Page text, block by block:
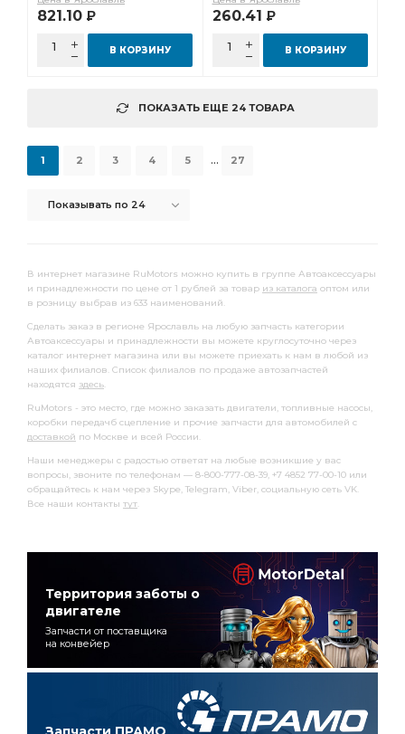
821.10 Р
В КОРЗИНУ
260.41 Р
В КОРЗИНУ
ПОКАЗАТЬ ЕЩЕ 24 ТОВАРА
Показывать по 24
1 2 3 4 5 ... 27
В интернет магазине RuMotors можно купить в группе Автоаксессуары
и принадлежности по цене от 1 рублей за товар из каталога оптом или
в розницу выбрав из 633 наименований.
Сделать заказ в регионе Ярославль на любую запчасть категории
Автоаксессуары и принадлежности вы можете круглосуточно через
каталог интернет магазина или вы можете приехать к нам в любой из
наших филиалов. Список филиалов по продаже автозапчастей
находятся здесь.
RuMotors - это место, где можно заказать двигатели, топливные насосы,
коробки передачб сцепление и прочие запчасти для автомобилей с
доставкой по Москве и всей России.
Наши менеджеры с радостью ответят на любые возникшие у вас
вопросы, звоните по телефонам — 8-800-777-08-39, +7 4852 77-00-10 или
обращайтесь к нам через Skype, Telegram, Viber, социальную сеть VK.
Все наши контакты тут.
Территория заботы о
двигателе
Запчасти от поставщика
на конвейер